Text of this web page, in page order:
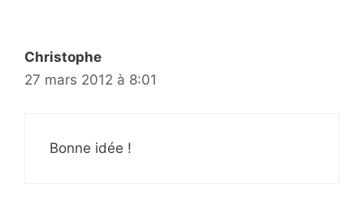
Christophe
27 mars 2012 à 8:01
Bonne idée !